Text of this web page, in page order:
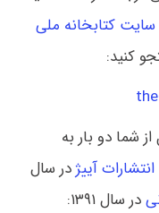
کتابخانه ملی
کنید:
شما دو بار به
آییژدر سال
در سال ۱۳۹۱: